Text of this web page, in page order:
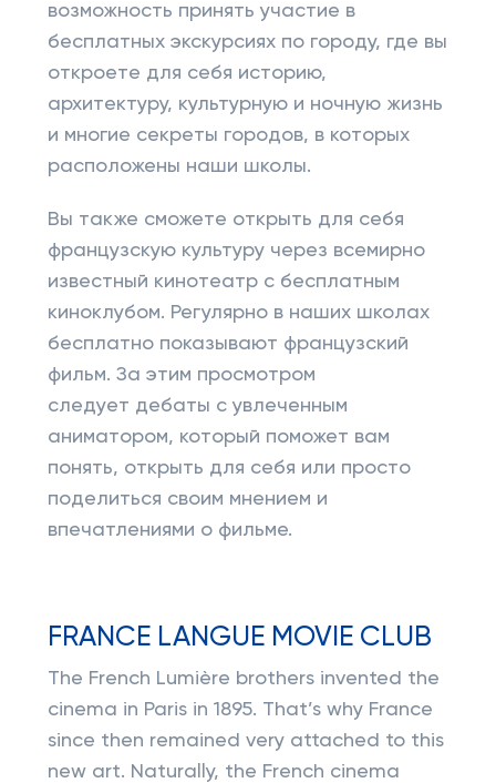
возможность принять участие в
бесплатных экскурсиях по городу, где вы
откроете для себя историю,
архитектуру, культурную и ночную жизнь
и многие секреты городов, в которых
расположены наши школы.
Вы также сможете открыть для себя
французскую культуру через всемирно
известный кинотеатр с бесплатным
киноклубом. Регулярно в наших школах
бесплатно показывают французский
фильм. За этим просмотром
следует дебаты с увлеченным
аниматором, который поможет вам
понять, открыть для себя или просто
поделиться своим мнением и
впечатлениями о фильме.
FRANCE LANGUE MOVIE CLUB
The French Lumière brothers invented the
cinema in Paris in 1895. That’s why France
since then remained very attached to this
new art. Naturally, the French cinema